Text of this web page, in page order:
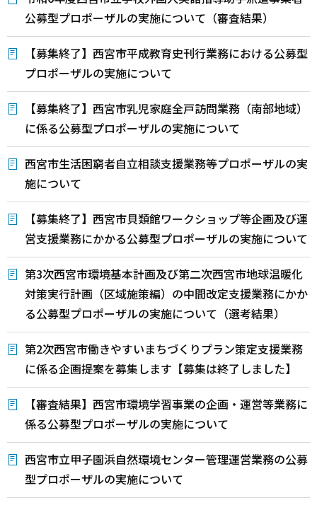
公募型プロポーザルの実施について（審査結果）
【募集終了】西宮市平成教育史刊行業務における公募型
プロポーザルの実施について
【募集終了】西宮市乳児家庭全戸訪問業務（南部地域）
に係る公募型プロポーザルの実施について
西宮市生活困窮者自立相談支援業務等プロポーザルの実
施について
【募集終了】西宮市貝類館ワークショップ等企画及び運
営支援業務にかかる公募型プロポーザルの実施について
第3次西宮市環境基本計画及び第二次西宮市地球温暖化
対策実行計画（区域施策編）の中間改定支援業務にかか
る公募型プロポーザルの実施について（選考結果）
第2次西宮市働きやすいまちづくりプラン策定支援業務
に係る企画提案を募集します【募集は終了しました】
【審査結果】西宮市環境学習事業の企画・運営等業務に
係る公募型プロポーザルの実施について
西宮市立甲子園浜自然環境センター管理運営業務の公募
型プロポーザルの実施について